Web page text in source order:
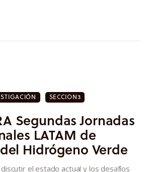
SECCION3
Segundas Jornadas
LATAM de
Hidrógeno Verde
el estado actual y los desafíos